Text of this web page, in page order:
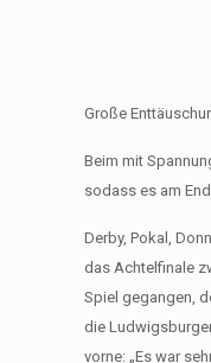
Große
Beim mit
sodass es am
Derby, Pokal,
das Achtelfinale
Spiel gegangen,
die
vorne: „Es war